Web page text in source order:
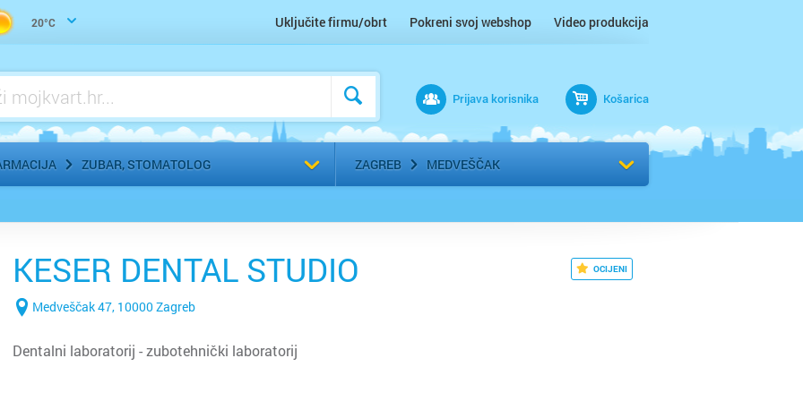
20°C Uključite firmu/obrt Pokreni svoj webshop Video produkcija
Prijava korisnika Košarica
ZUBAR, STOMATOLOG
Urologija
Zubar, Stomatolog
ZAGREB MEDVEŠČAK
Odaberi grad
OCIJENI
KESER DENTAL STUDIO
Medveščak 47, 10000 Zagreb
Dentalni laboratorij - zubotehnički laboratorij